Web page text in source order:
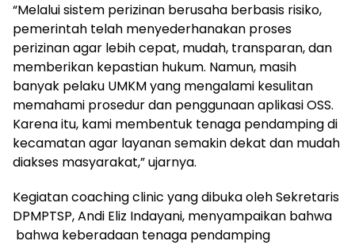
“Melalui sistem perizinan berusaha berbasis risiko,
pemerintah telah menyederhanakan proses
perizinan agar lebih cepat, mudah, transparan, dan
memberikan kepastian hukum. Namun, masih
banyak pelaku UMKM yang mengalami kesulitan
memahami prosedur dan penggunaan aplikasi OSS.
Karena itu, kami membentuk tenaga pendamping di
kecamatan agar layanan semakin dekat dan mudah
diakses masyarakat,” ujarnya.
Kegiatan coaching clinic yang dibuka oleh Sekretaris
DPMPTSP, Andi Eliz Indayani, menyampaikan bahwa
bahwa keberadaan tenaga pendamping